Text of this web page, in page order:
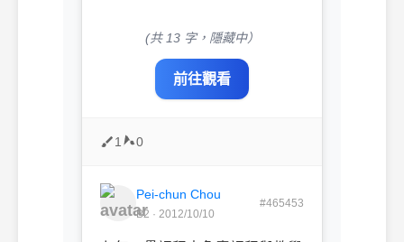
(共 13 字，隱藏中）
前往觀看
1 0
Pei-chun Chou
B2 · 2012/10/10
#465453